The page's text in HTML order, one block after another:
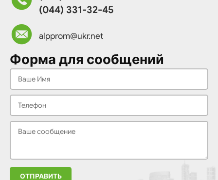
(044) 331-32-45
alpprom@ukr.net
Форма для сообщений